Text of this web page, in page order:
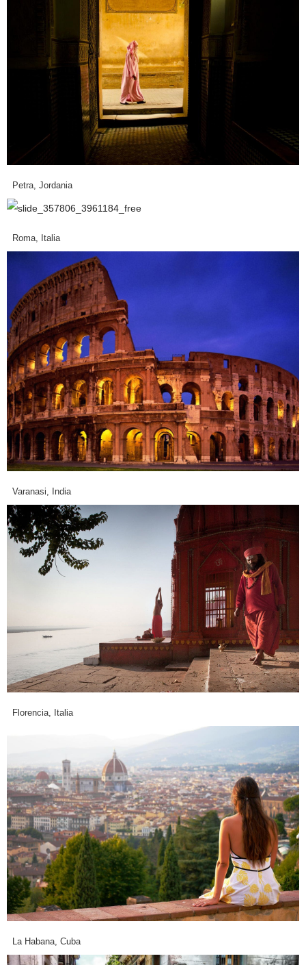
Petra, Jordania
Roma, Italia
Varanasi, India
Florencia, Italia
La Habana, Cuba